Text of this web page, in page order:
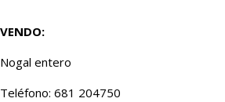
VENDO:
Nogal entero
Teléfono: 681 204750